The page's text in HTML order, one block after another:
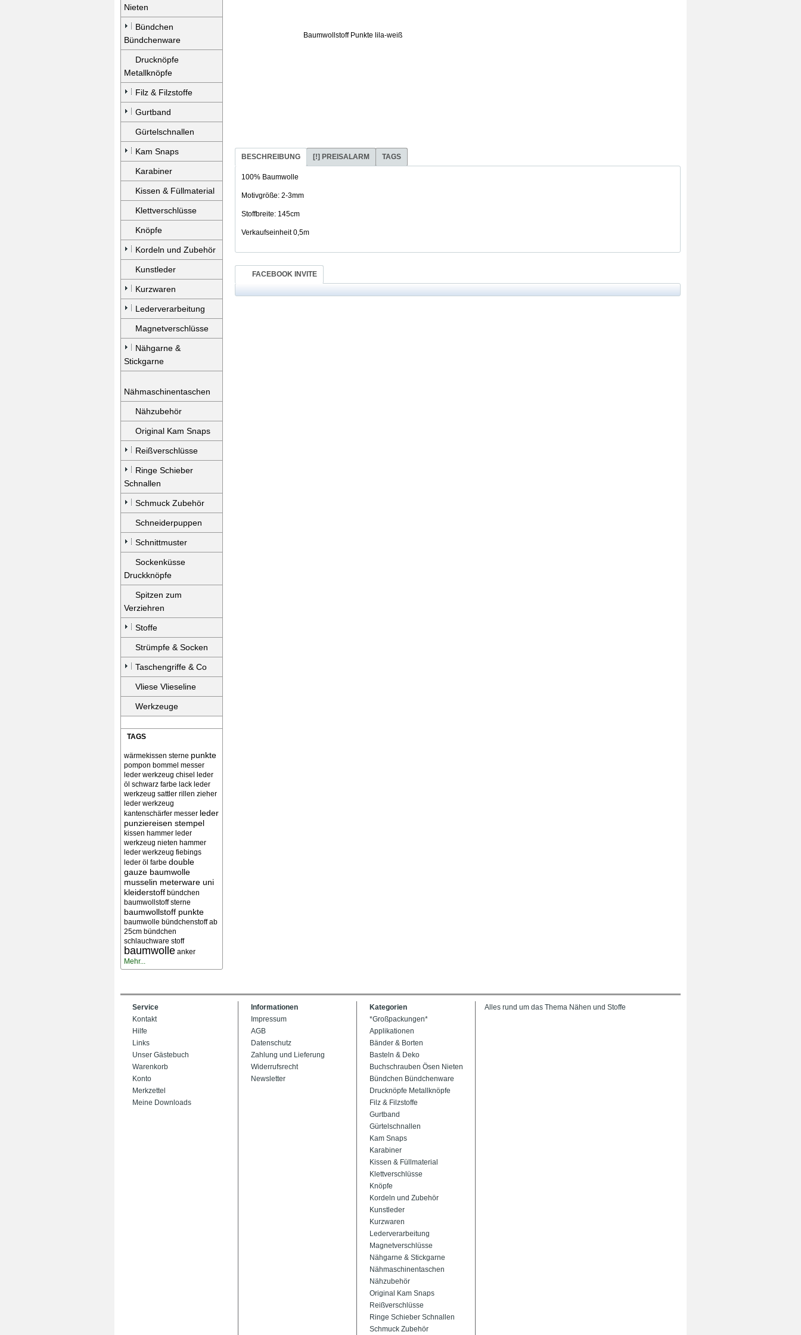
Nieten
Bündchen
Bündchenware
Drucknöpfe
Metallknöpfe
Filz & Filzstoffe
Gurtband
Gürtelschnallen
Kam Snaps
Karabiner
Kissen & Füllmaterial
Klettverschlüsse
Knöpfe
Kordeln und Zubehör
Kunstleder
Kurzwaren
Lederverarbeitung
Magnetverschlüsse
Nähgarne &
Stickgarne
Nähmaschinentaschen
Nähzubehör
Original Kam Snaps
Reißverschlüsse
Ringe Schieber
Schnallen
Schmuck Zubehör
Schneiderpuppen
Schnittmuster
Sockenküsse
Druckknöpfe
Spitzen zum
Verziehren
Stoffe
Strümpfe & Socken
Taschengriffe & Co
Vliese Vlieseline
Werkzeuge
TAGS
wärmekissen sterne punkte
pompon bommel messer
leder werkzeug chisel
leder
öl schwarz farbe lack leder
werkzeug sattler rillen zieher
leder werkzeug
kantenschärfer messer leder
punziereisen stempel
kissen hammer leder
werkzeug nieten hammer
leder werkzeug fiebings
leder öl farbe double
gauze baumwolle
musselin meterware uni
kleiderstoff bündchen
baumwollstoff sterne
baumwollstoff punkte
baumwolle bündchenstoff ab
25cm bündchen
schlauchware stoff
baumwolle anker
Mehr...
BESCHREIBUNG [!] PREISALARM TAGS
100% Baumwolle
Motivgröße: 2-3mm
Stoffbreite: 145cm
Verkaufseinheit 0,5m
FACEBOOK INVITE
Service
Kontakt
Hilfe
Links
Unser Gästebuch
Warenkorb
Konto
Merkzettel
Meine Downloads
Informationen
Impressum
AGB
Datenschutz
Zahlung und Lieferung
Widerrufsrecht
Newsletter
Kategorien
*Großpackungen*
Applikationen
Bänder & Borten
Basteln & Deko
Buchschrauben Ösen Nieten
Bündchen Bündchenware
Drucknöpfe Metallknöpfe
Filz & Filzstoffe
Gurtband
Gürtelschnallen
Kam Snaps
Karabiner
Kissen & Füllmaterial
Klettverschlüsse
Knöpfe
Kordeln und Zubehör
Kunstleder
Kurzwaren
Lederverarbeitung
Magnetverschlüsse
Nähgarne & Stickgarne
Nähmaschinentaschen
Nähzubehör
Original Kam Snaps
Reißverschlüsse
Ringe Schieber Schnallen
Schmuck Zubehör
Alles rund um das Thema Nähen und Stoffe